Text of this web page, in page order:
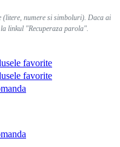
(litere, numere si simboluri). Daca ai
linkul "Recuperaza parola".
favorite
favorite